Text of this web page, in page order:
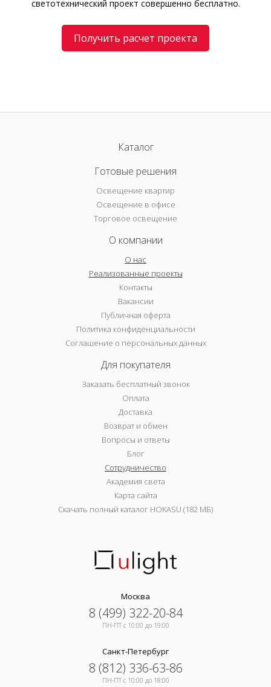
светотехнический проект совершенно бесплатно.
Получить расчет проекта
Каталог
Готовые решения
Освещение квартир
Освещение в офисе
Торговое освещение
О компании
О нас
Реализованные проекты
Контакты
Вакансии
Публичная оферта
Политика конфиденциальности
Соглашение о персональных данных
Для покупателя
Заказать бесплатный звонок
Оплата
Доставка
Возврат и обмен
Вопросы и ответы
Блог
Сотрудничество
Академия света
Карта сайта
Скачать полный каталог HOKASU (182 МБ)
Москва
8 (499) 322-20-84
ПН-ПТ c 10:00 до 19:00
Санкт-Петербург
8 (812) 336-63-86
ПН-ПТ c 10:00 до 18:00